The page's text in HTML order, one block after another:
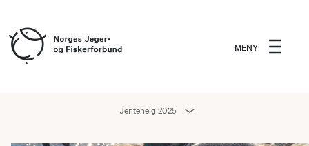
MENY
Jentehelg 2025